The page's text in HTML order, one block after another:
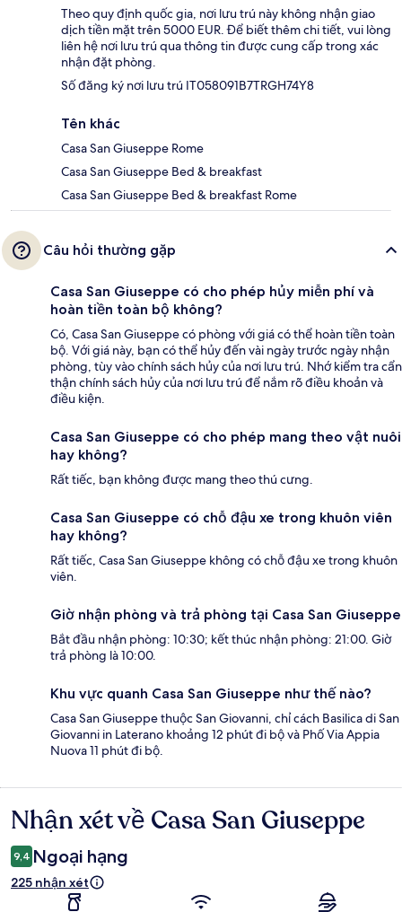
Theo quy định quốc gia, nơi lưu trú này không nhận giao
dịch tiền mặt trên 5000 EUR. Để biết thêm chi tiết, vui lòng
liên hệ nơi lưu trú qua thông tin được cung cấp trong xác
nhận đặt phòng.
Số đăng ký nơi lưu trú IT058091B7TRGH74Y8
Tên khác
Casa San Giuseppe Rome
Casa San Giuseppe Bed & breakfast
Casa San Giuseppe Bed & breakfast Rome
Câu hỏi thường gặp
Casa San Giuseppe có cho phép hủy miễn phí và
hoàn tiền toàn bộ không?
Có, Casa San Giuseppe có phòng với giá có thể hoàn tiền toàn
bộ. Với giá này, bạn có thể hủy đến vài ngày trước ngày nhận
phòng, tùy vào chính sách hủy của nơi lưu trú. Nhớ kiểm tra cẩn
thận chính sách hủy của nơi lưu trú để nắm rõ điều khoản và
điều kiện.
Casa San Giuseppe có cho phép mang theo vật nuôi
hay không?
Rất tiếc, bạn không được mang theo thú cưng.
Casa San Giuseppe có chỗ đậu xe trong khuôn viên
hay không?
Rất tiếc, Casa San Giuseppe không có chỗ đậu xe trong khuôn
viên.
Giờ nhận phòng và trả phòng tại Casa San Giuseppe
Bắt đầu nhận phòng: 10:30; kết thúc nhận phòng: 21:00. Giờ
trả phòng là 10:00.
Khu vực quanh Casa San Giuseppe như thế nào?
Casa San Giuseppe thuộc San Giovanni, chỉ cách Basilica di San
Giovanni in Laterano khoảng 12 phút đi bộ và Phố Via Appia
Nuova 11 phút đi bộ.
Nhận
xét
Nhận xét về Casa San Giuseppe
9,4 Ngoại hạng
225 nhận xét